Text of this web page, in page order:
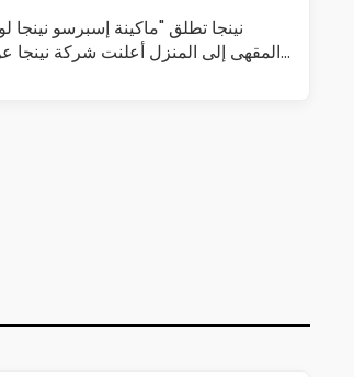
نينجا تطلق "ماكينة إسبرسو نينجا
المقهى إلى المنزل أعلنت شركة نينجا